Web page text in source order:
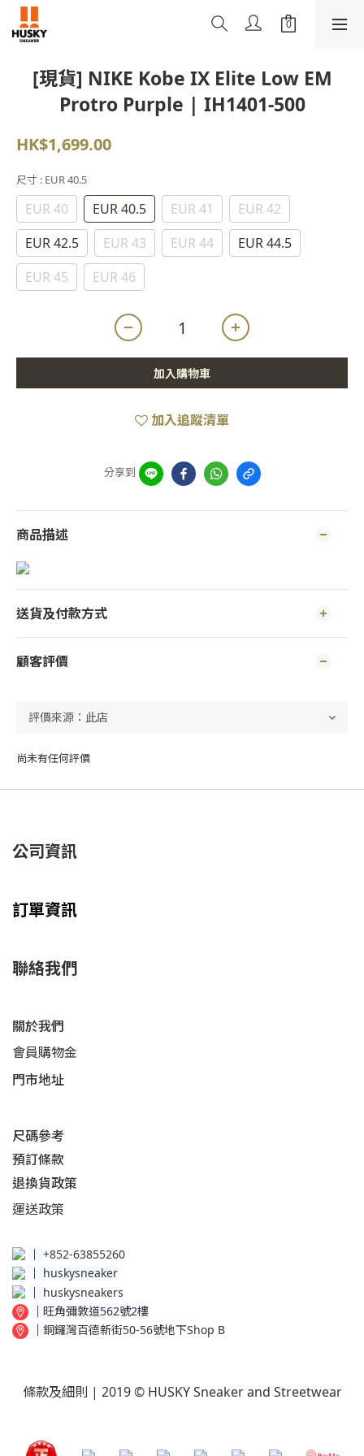
[現貨] NIKE Kobe IX Elite Low EM
Protro Purple | IH1401-500
HK$1,699.00
尺寸 : EUR 40.5
EUR 40 EUR 40.5 EUR 41
EUR 42
EUR 42.5
EUR 43 EUR 44
EUR 44.5
EUR 45
EUR 46
加入購物車
加入追蹤清單
分享到
商品描述
送貨及付款方式
顧客評價
尚未有任何評價
公司資訊
訂單資訊
聯絡我們
關於我們
會員購物金
門市地址
尺碼參考
預訂條款
退換貨政策​
運送政策​
│ +852-63855260
huskysneaker
│ huskysneakers
│ 旺角彌敦道562號2樓
│ 銅鑼灣百德新街50-56號地下Shop B
條款及細則 | 2019 © HUSKY Sneaker and Streetwear